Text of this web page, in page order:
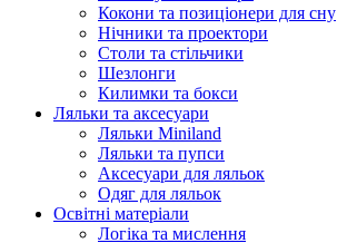
Кокони та позиціонери для сну
Нічники та проектори
Столи та стільчики
Шезлонги
Килимки та бокси
Ляльки та аксесуари
Ляльки Miniland
Ляльки та пупси
Аксесуари для ляльок
Одяг для ляльок
Освітні матеріали
Логіка та мислення